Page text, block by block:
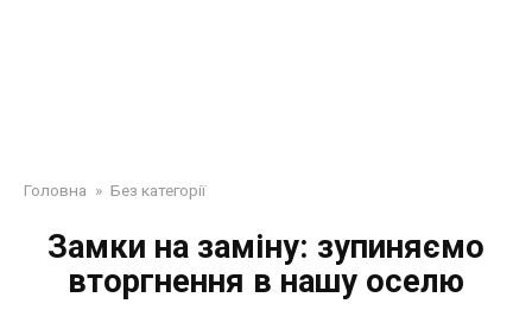
Головна » Без категорії
Замки на заміну: зупиняємо
вторгнення в нашу оселю